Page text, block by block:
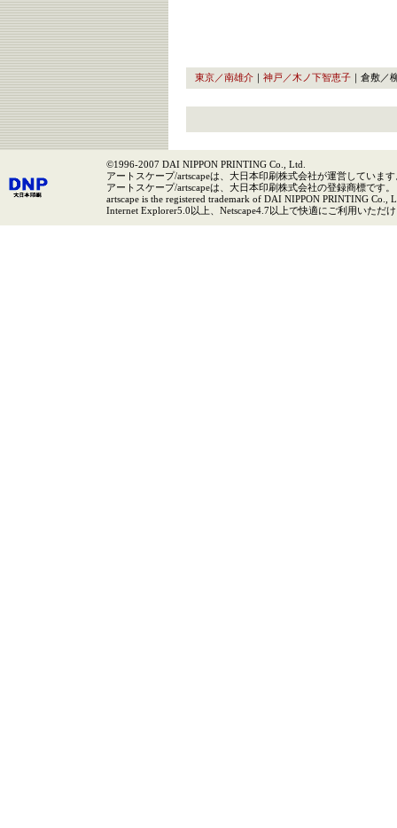
東京／南雄介 ｜ 神戸／木ノ下智恵子 ｜倉敷／
©1996-2007 DAI NIPPON PRINTING Co., Ltd.
アートスケープ/artscapeは、大日本印刷株式会社が運営しています
アートスケープ/artscapeは、大日本印刷株式会社の登録商標です。
artscape is the registered trademark of DAI NIPPON PRINTING Co.,
Internet Explorer5.0以上、Netscape4.7以上で快適にご利用いただ